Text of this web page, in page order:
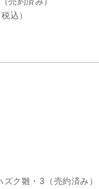
込）
ク雛・3（売約済み）